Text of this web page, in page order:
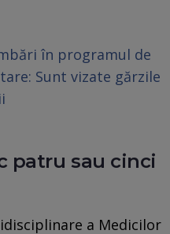
în programul de
Sunt vizate gărzile
patru sau cinci
a Medicilor